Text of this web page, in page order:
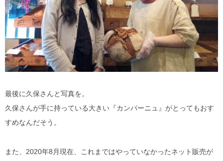
最後に久保さんと写真を。
久保さんが手に持っている大きい『カンパーニュ』がとってもおす
すめなんだそう。
また、2020年8月現在、これまではやっていなかったネット販売が